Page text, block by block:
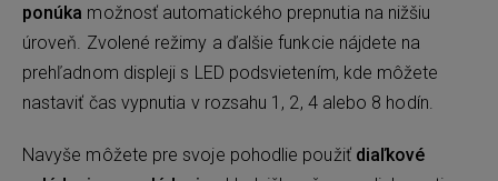
ponúka možnosť automatického prepnutia na nižšiu
úroveň. Zvolené režimy a ďalšie funkcie nájdete na
prehľadnom displeji s LED podsvietením, kde môžete
nastaviť čas vypnutia v rozsahu 1, 2, 4 alebo 8 hodín.
Navyše môžete pre svoje pohodlie použiť diaľkové